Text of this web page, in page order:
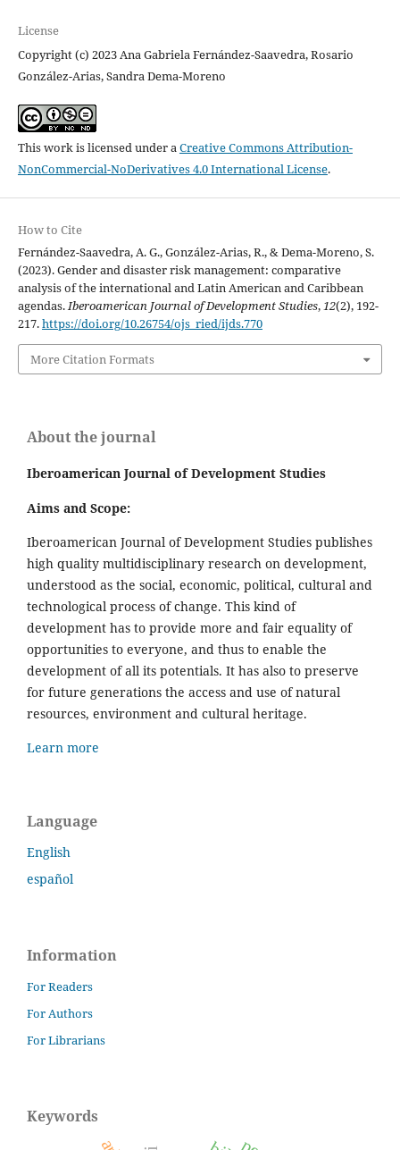
License
Copyright (c) 2023 Ana Gabriela Fernández-Saavedra, Rosario
González-Arias, Sandra Dema-Moreno
This work is licensed under aCreative Commons Attribution-
NonCommercial-NoDerivatives 4.0 International License.
How to Cite
Fernández-Saavedra, A. G., González-Arias, R., & Dema-Moreno, S.
(2023). Gender and disaster risk management: comparative
analysis of the international and Latin American and Caribbean
agendas.Iberoamerican Journal of Development Studies,12(2), 192-
217.https://doi.org/10.26754/ojs_ried/ijds.770
More Citation Formats
About the journal
Iberoamerican Journal of Development Studies
Aims and Scope:
Iberoamerican Journal of Development Studies publishes
high quality multidisciplinary research on development,
understood as the social, economic, political, cultural and
technological process of change. This kind of
development has to provide more and fair equality of
opportunities to everyone, and thus to enable the
development of all its potentials. It has also to preserve
for future generations the access and use of natural
resources, environment and cultural heritage.
Learn more
Language
English
español
Information
For Readers
For Authors
For Librarians
Keywords